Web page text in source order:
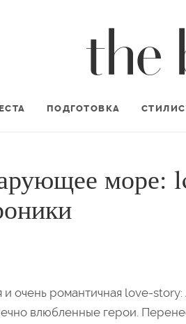
ПОДГОТОВКА
море:
очень романтичная love-
влюбленные герои.